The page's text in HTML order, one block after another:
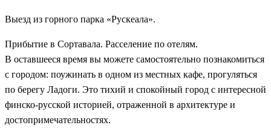
Выезд из горного парка «Рускеала».
Прибытие в Сортавала. Расселение по отелям.
В оставшееся время вы можете самостоятельно познакомиться
с городом: поужинать в одном из местных кафе, прогуляться
по берегу Ладоги. Это тихий и спокойный город с интересной
финско-русской историей, отраженной в архитектуре и
достопримечательностях.